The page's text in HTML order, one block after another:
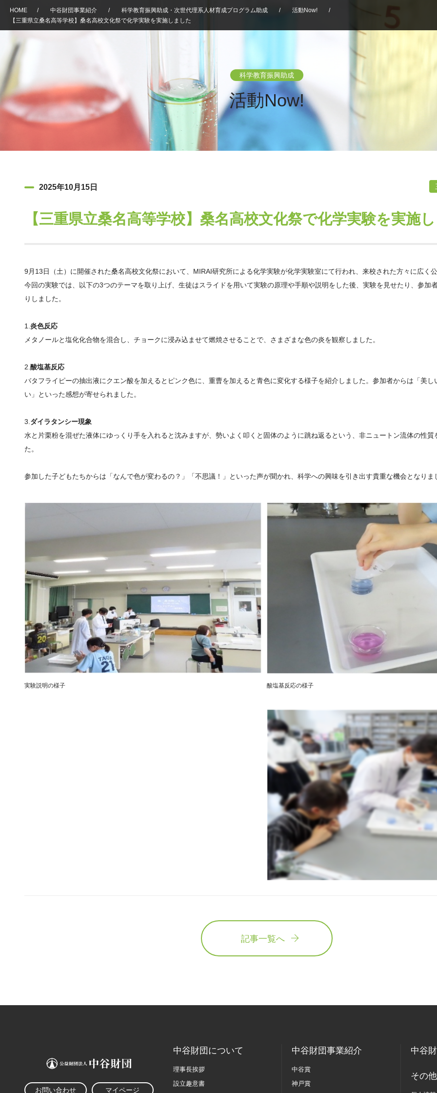
HOME / 中谷財団事業紹介 / 科学教育振興助成・次世代理系人材育成プログラム助成 / 活動Now!
/
【三重県立桑名高等学校】桑名高校文化祭で化学実験を実施しました
科学教育振興助成
活動Now!
2025年10月15日
【三重県立桑名高等学校】桑名高校文化祭で化学実験を実施
9月13日（土）に開催された桑名高校文化祭において、MIRAI研究所による化学実験が化学実験室にて行われ、来校された方々に広く
今回の実験では、以下の3つのテーマを取り上げ、生徒はスライドを用いて実験の原理や手順や説明をした後、実験を見せたり、参加
りしました。
1. 炎色反応
メタノールと塩化化合物を混合し、チョークに浸み込ませて燃焼させることで、さまざまな色の炎を観察しました。
2. 酸塩基反応
バタフライピーの抽出液にクエン酸を加えるとピンク色に、重曹を加えると青色に変化する様子を紹介しました。参加者からは「美し
い」といった感想が寄せられました。
3. ダイラタンシー現象
水と片栗粉を混ぜた液体にゆっくり手を入れると沈みますが、勢いよく叩くと固体のように跳ね返るという、非ニュートン流体の性
た。
参加した子どもたちからは「なんで色が変わるの？」「不思議！」といった声が聞かれ、科学への興味を引き出す貴重な機会となりま
実験説明の様子 酸塩基反応の様子
記事一覧へ
お問い合わせ マイページ
中谷財団について
理事長挨拶
設立趣意書
中谷財団事業紹介
中谷賞
神戸賞
中谷
その